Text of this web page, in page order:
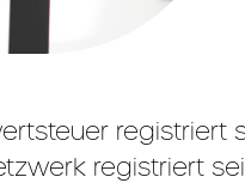
registriert
registriert